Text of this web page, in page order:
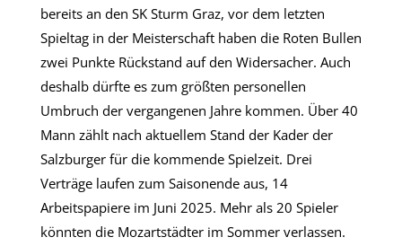
bereits an den SK Sturm Graz, vor dem letzten
Spieltag in der Meisterschaft haben die Roten Bullen
zwei Punkte Rückstand auf den Widersacher. Auch
deshalb dürfte es zum größten personellen
Umbruch der vergangenen Jahre kommen. Über 40
Mann zählt nach aktuellem Stand der Kader der
Salzburger für die kommende Spielzeit. Drei
Verträge laufen zum Saisonende aus, 14
Arbeitspapiere im Juni 2025. Mehr als 20 Spieler
könnten die Mozartstädter im Sommer verlassen.